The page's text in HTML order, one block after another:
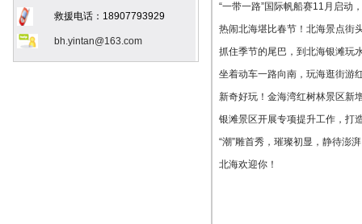
救援电话：18907793929
bh.yintan@163.com
“一带一路”国际帆船赛11月启动
热闹北海堪比春节！北海景点街
抓住季节的尾巴，到北海银滩玩
坐着动车一路向南，玩海逛街游
新奇好玩！金海湾红树林景区新
银滩景区开展专项提升工作，打
“潮”雕首秀，璀璨初显，静待澎
北海欢迎你！